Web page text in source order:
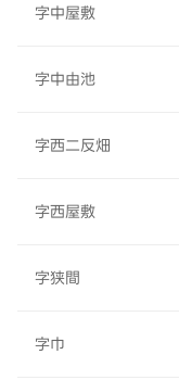
字中屋敷
字中由池
字西二反畑
字西屋敷
字狭間
字巾